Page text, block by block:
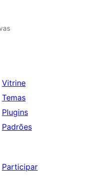
Vitrine
Temas
Plugins
Padrões
Participar